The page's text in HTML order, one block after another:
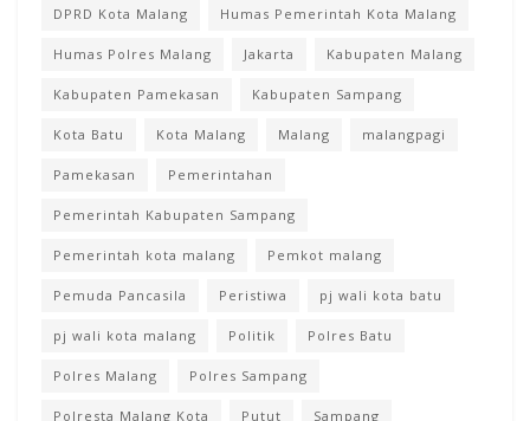
DPRD Kota Malang Humas Pemerintah Kota Malang
Humas Polres Malang Jakarta Kabupaten Malang
Kabupaten Pamekasan Kabupaten Sampang
Kota Batu Kota Malang Malang malangpagi
Pamekasan Pemerintahan
Pemerintah Kabupaten Sampang
Pemerintah kota malang Pemkot malang
Pemuda Pancasila Peristiwa pj wali kota batu
pj wali kota malang Politik Polres Batu
Polres Malang Polres Sampang
Polresta Malang Kota Putut Sampang